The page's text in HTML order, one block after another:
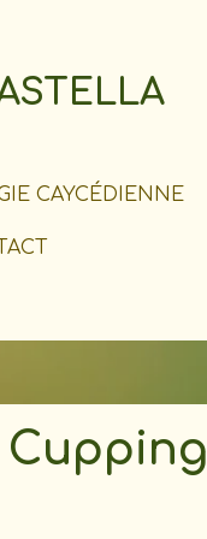
CAYCÉDIENNE
Cupping